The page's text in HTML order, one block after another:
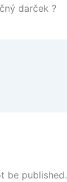
darček ?
be published.